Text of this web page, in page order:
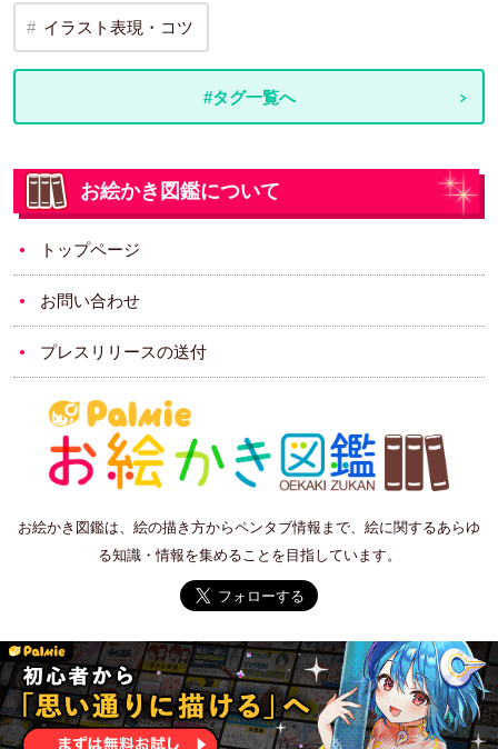
イラスト表現・コツ
#タグ一覧へ
お絵かき図鑑について
トップページ
お問い合わせ
プレスリリースの送付
お絵かき図鑑は、絵の描き方からペンタブ情報まで、絵に関するあらゆ
る知識・情報を集めることを目指しています。